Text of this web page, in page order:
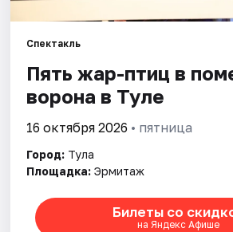
Площадки
Артисты
Спектакль
Пять жар-птиц в
ворона в Туле
16 октября 2026 • пятница
Город: Тула
Площадка: Эрмитаж
Билеты со
на Яндекс Афише